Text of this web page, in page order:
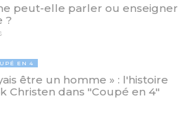
peut-elle parler ou enseigner
?
EN 4
être un homme » : l'histoire
Christen dans "Coupé en 4"